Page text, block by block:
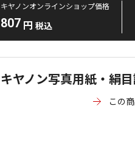
キヤノンオンラインショップ価格
807 円 税込
キヤノン写真用紙・絹
この